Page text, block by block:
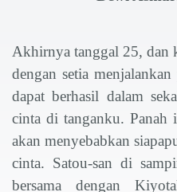
Akhirnya tanggal 25, dan
dengan setia
dapat berhasil dalam
cinta di tanganku. Panah
akan menyebabkan
cinta. Satou-san di
bersama dengan